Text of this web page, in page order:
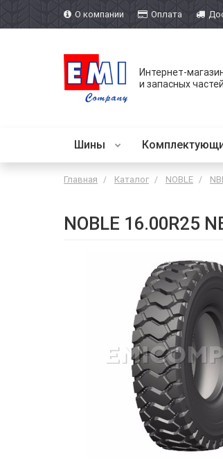
О компании Оплата
Интернет-
и запасных частей
Шины
Главная Каталог NOBLE
NOBLE 16.00R25